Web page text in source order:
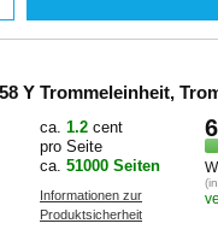
Y Trommeleinheit,
ca. 1.2 cent
pro Seite
ca. 51000 Seiten
Informationen zur
Produktsicherheit